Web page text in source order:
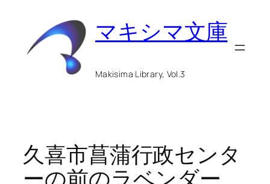
マキシマ文庫
Makisima Library, Vol.3
久喜市菖蒲行政センタ